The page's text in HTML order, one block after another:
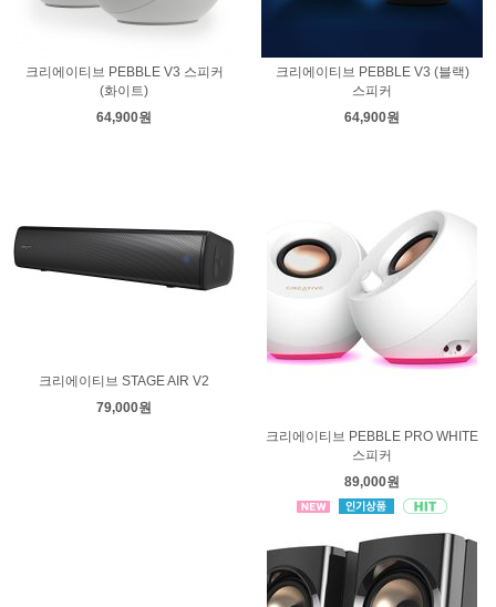
크리에이티브 PEBBLE V3 스피커
(화이트)
64,900원
크리에이티브 PEBBLE V3 (블랙)
스피커
64,900원
크리에이티브 STAGE AIR V2
79,000원
크리에이티브 PEBBLE PRO WHITE
스피커
89,000원